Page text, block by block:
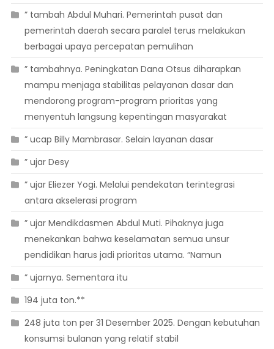
” tambah Abdul Muhari. Pemerintah pusat dan
pemerintah daerah secara paralel terus melakukan
berbagai upaya percepatan pemulihan
” tambahnya. Peningkatan Dana Otsus diharapkan
mampu menjaga stabilitas pelayanan dasar dan
mendorong program-program prioritas yang
menyentuh langsung kepentingan masyarakat
” ucap Billy Mambrasar. Selain layanan dasar
” ujar Desy
” ujar Eliezer Yogi. Melalui pendekatan terintegrasi
antara akselerasi program
” ujar Mendikdasmen Abdul Muti. Pihaknya juga
menekankan bahwa keselamatan semua unsur
pendidikan harus jadi prioritas utama. “Namun
” ujarnya. Sementara itu
194 juta ton.**
248 juta ton per 31 Desember 2025. Dengan kebutuhan
konsumsi bulanan yang relatif stabil